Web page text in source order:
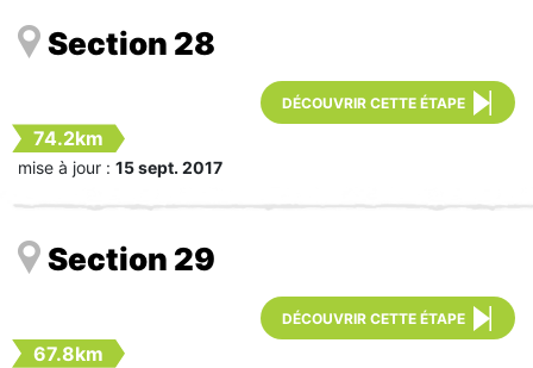
Section 28
DÉCOUVRIR CETTE ÉTAPE
74.2km
mise à jour : 15 sept. 2017
Section 29
DÉCOUVRIR CETTE ÉTAPE
67.8km